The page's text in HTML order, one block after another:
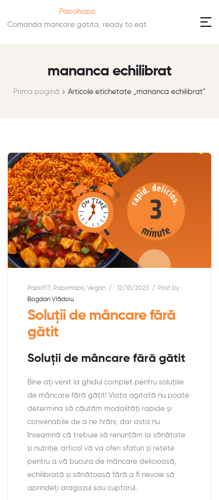
Papohapo
Comanda mancare gatita, ready to eat
mananca echilibrat
Prima pagină Articole etichetate „mananca echilibrat”
PapoFIT, PapoHapo, Vegan 12/10/2023
Post by
Bogdan Vlădoiu
Soluții de mâncare fără
gătit
Soluții de mâncare fără gătit
Bine ați venit la ghidul complet pentru soluțiile
de mâncare fără gătit! Viața agitată nu poate
determina să căutăm modalități rapide și
convenabile de a ne hrăni, dar asta nu
înseamnă că trebuie să renunțăm la sănătate
și nutriție. articol vă va oferi sfaturi și rețete
pentru a vă bucura de mâncare delicioasă,
echilibrată și sănătoasă fără a fi nevoie să
aprindeți aragazul sau cuptorul.